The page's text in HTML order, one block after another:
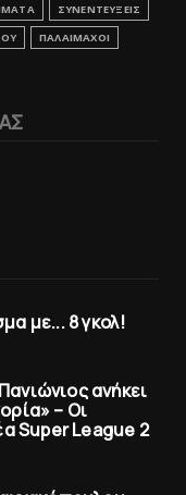
ΣΥΝΕΝΤΕΥΞΕΙΣ
ΠΑΛΑΙΜΑΧΟΙ
με... 8 γκολ!
ανήκει
– Οι
Super League 2